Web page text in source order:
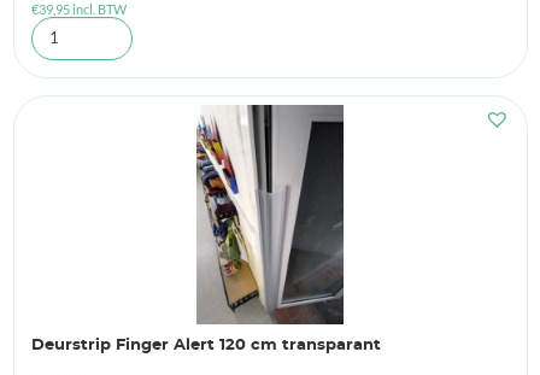
€39,95incl. BTW
Deurstrip Finger Alert 120 cm transparant